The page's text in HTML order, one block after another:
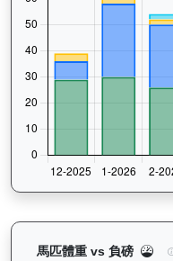
馬匹體重 vs 負磅